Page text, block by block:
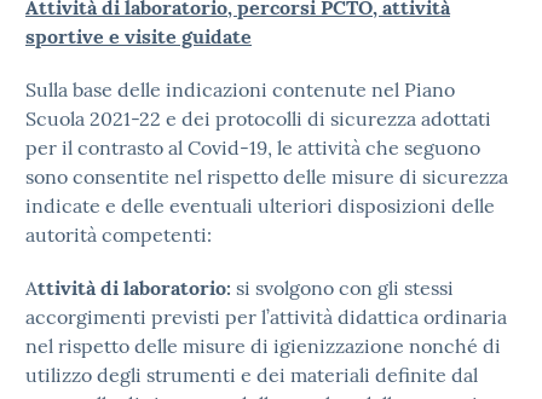
Attività di laboratorio, percorsi PCTO, attività
sportive e visite guidate
Sulla base delle indicazioni contenute nel Piano
Scuola 2021-22 e dei protocolli di sicurezza adottati
per il contrasto al Covid-19, le attività che seguono
sono consentite nel rispetto delle misure di sicurezza
indicate e delle eventuali ulteriori disposizioni delle
autorità competenti:
Attività di laboratorio: si svolgono con gli stessi
accorgimenti previsti per l’attività didattica ordinaria
nel rispetto delle misure di igienizzazione nonché di
utilizzo degli strumenti e dei materiali definite dal